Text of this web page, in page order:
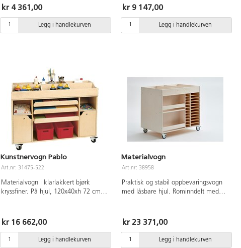
kr 4 361,00
Legg i handlekurven
kr 9 147,00
Legg i handlekurven
Kunstnervogn Pablo
Art.nr: 31475-522
Materialvogn i klarlakkert bjørk
kryssfiner. På hjul, 120x40xh 72 cm.
dører. Plass til plastkasser m m.
Leveres uten innhold.
kr 16 662,00
Legg i handlekurven
Materialvogn
Art.nr: 38958
Praktisk og stabil oppbevaringsvogn
med låsbare hjul. Rominndelt med
93x64xh88 cm.
kr 23 371,00
Legg i handlekurven